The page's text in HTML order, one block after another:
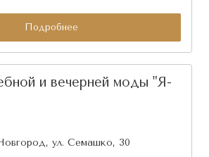
Подробнее
и вечерней моды "Я-
ул. Семашко, 30